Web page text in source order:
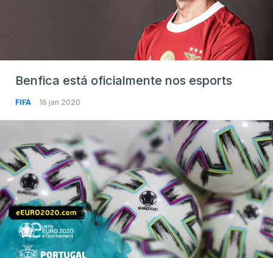
Benfica está oficialmente nos esports
FIFA 16 jan 2020